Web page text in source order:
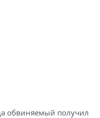
обвиняемый получил